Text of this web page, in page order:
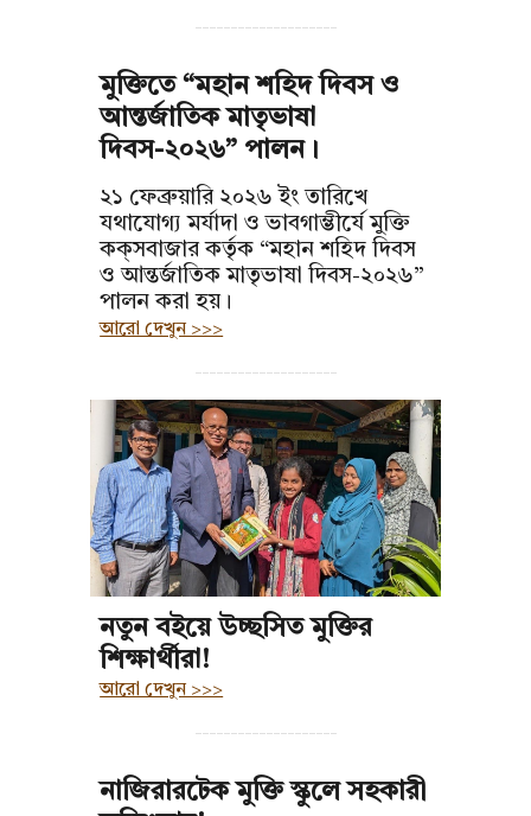
--------------------
মুক্তিতে “মহান শহিদ দিবস ও
আন্তর্জাতিক মাতৃভাষা
দিবস-২০২৬” পালন।
২১ ফেব্রুয়ারি ২০২৬ ইং তারিখে
যথাযোগ্য মর্যাদা ও ভাবগাম্ভীর্যে মুক্তি
কক্‌সবাজার কর্তৃক “মহান শহিদ দিবস
ও আন্তর্জাতিক মাতৃভাষা দিবস-২০২৬”
পালন করা হয়।
আরো দেখুন >>>
--------------------
নতুন বইয়ে উচ্ছসিত মুক্তির
শিক্ষার্থীরা!
আরো দেখুন >>>
--------------------
নাজিরারটেক মুক্তি স্কুলে সহকারী